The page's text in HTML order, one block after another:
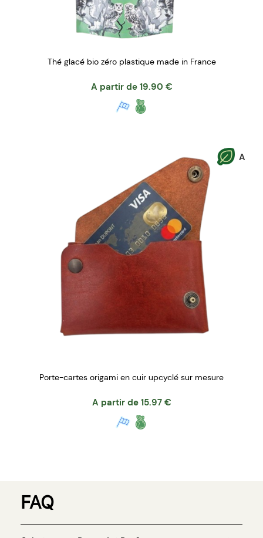
Thé glacé bio zéro plastique made in France
A partir de 19.90 €
A
Porte-cartes origami en cuir upcyclé sur mesure
A partir de 15.97 €
FAQ